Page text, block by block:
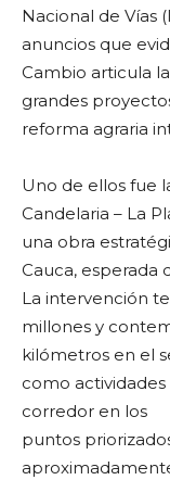
Nacional de Vías
anuncios que
Cambio articula
grandes
reforma agraria
Uno de ellos fue
Candelaria – La
una obra
Cauca, esperada
La intervención
millones y
kilómetros en el
como
corredor en los
puntos